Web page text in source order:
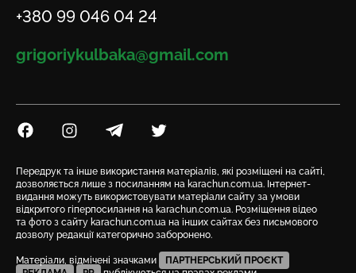
Телефон
+380 99 046 04 24
Email
grigoriykulbaka@gmail.com
Посилання на Facebook
Посилання на Instagram
Посилання на Telegram
Посилання на Twitter
Передрук та інше використання матеріалів, які розміщені на сайті,
дозволяється лише з посиланням на karachun.com.ua. Інтернет-
видання можуть використовувати матеріали сайту за умови
відкритого гіперпосилання на karachun.com.ua. Розміщення відео
та фото з сайту karachun.com.ua на інших сайтах без письмового
дозволу редакції категорично заборонено.
Матеріали, відмічені значками
ПАРТНЕРСЬКИЙ ПРОЄКТ